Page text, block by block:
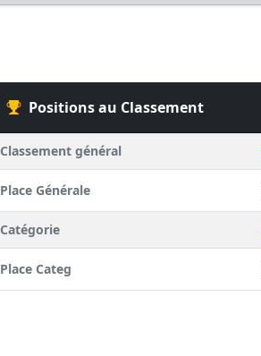
Positions au Classement
Classement général
Place Générale
Catégorie
Place Categ